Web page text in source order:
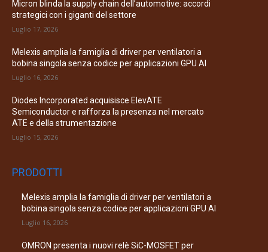
Micron blinda la supply chain dell’automotive: accordi
strategici con i giganti del settore
Luglio 17, 2026
Melexis amplia la famiglia di driver per ventilatori a
bobina singola senza codice per applicazioni GPU AI
Luglio 16, 2026
Diodes Incorporated acquisisce ElevATE
Semiconductor e rafforza la presenza nel mercato
ATE e della strumentazione
Luglio 15, 2026
PRODOTTI
Melexis amplia la famiglia di driver per ventilatori a
bobina singola senza codice per applicazioni GPU AI
Luglio 16, 2026
OMRON presenta i nuovi relè SiC-MOSFET per